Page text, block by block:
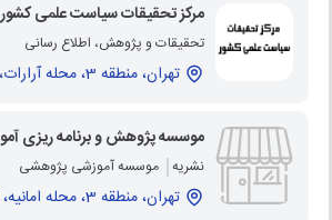
مرکز تحقیقات سیاست علمی کشور
تحقیقات و پژوهش، اطلاع رسانی
تهران، منطقه 3، محله آرارات، ملاصدرا
موسسه پژوهش و برنامه ریزی
نشریه موسسه آموزشی پژوهشی
تهران، منطقه 3، محله امانیه، آفریقا